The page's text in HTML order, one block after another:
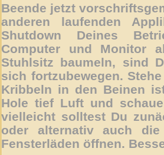
Beende jetzt
anderen laufenden
Shutdown Deines
Computer und Monitor
Stuhlsitz baumeln, sind
sich fortzubewegen.
Kribbeln in den Beinen
Hole tief Luft und
vielleicht solltest Du
oder alternativ auch
Fensterläden öffnen.